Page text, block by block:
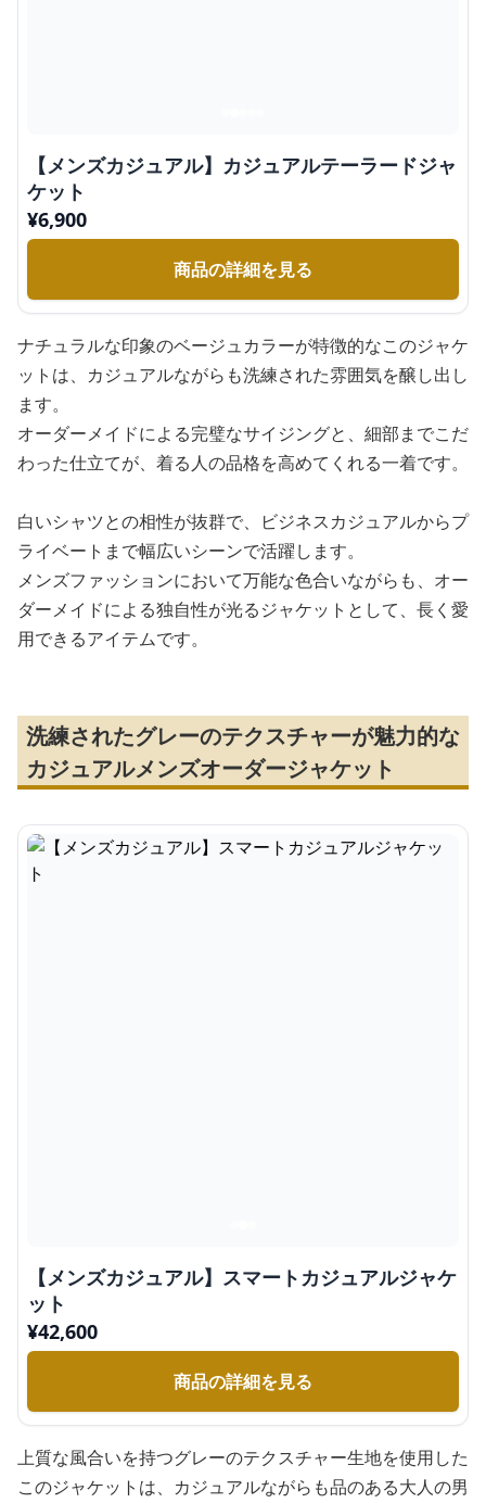
【メンズカジュアル】カジュアルテーラードジャ
ケット
¥6,900
商品の詳細を見る
ナチュラルな印象のベージュカラーが特徴的なこのジャケ
ットは、カジュアルながらも洗練された雰囲気を醸し出し
ます。
オーダーメイドによる完璧なサイジングと、細部までこだ
わった仕立てが、着る人の品格を高めてくれる一着です。
白いシャツとの相性が抜群で、ビジネスカジュアルからプ
ライベートまで幅広いシーンで活躍します。
メンズファッションにおいて万能な色合いながらも、オー
ダーメイドによる独自性が光るジャケットとして、長く愛
用できるアイテムです。
洗練されたグレーのテクスチャーが魅力的な
カジュアルメンズオーダージャケット
【メンズカジュアル】スマートカジュアルジャケ
ット
¥42,600
商品の詳細を見る
上質な風合いを持つグレーのテクスチャー生地を使用した
このジャケットは、カジュアルながらも品のある大人の男